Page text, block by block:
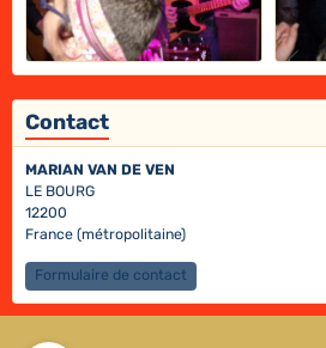
Contact
MARIAN VAN DE VEN
LE BOURG
12200
France (métropolitaine)
Formulaire de contact